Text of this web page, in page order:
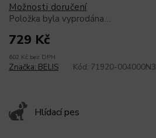
729 Kč
602 Kč bez DPH
Možnosti doručení
Položka byla vyprodána…
Hlídací pes
Značka: BELIS Kód: 71920-004000N3